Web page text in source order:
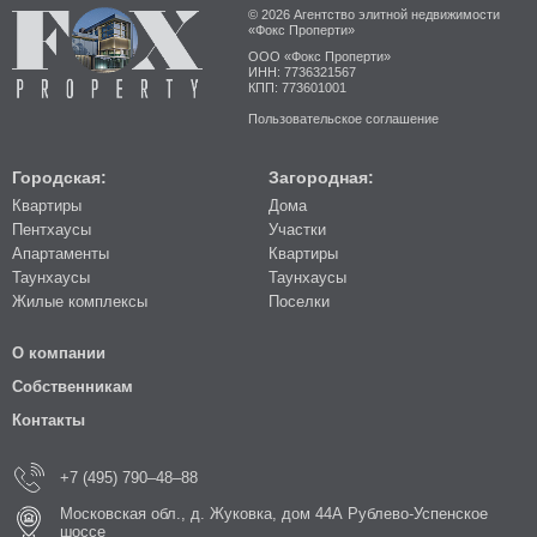
© 2026 Агентство элитной недвижимости
«Фокс Проперти»
ООО «Фокс Проперти»
ИНН: 7736321567
КПП: 773601001
Пользовательское соглашение
Городская:
Квартиры
Пентхаусы
Апартаменты
Таунхаусы
Жилые комплексы
Загородная:
Дома
Участки
Квартиры
Таунхаусы
Поселки
О компании
Собственникам
Контакты
+7 (495) 790–48–88
Московская обл., д. Жуковка, дом 44А Рублево-Успенское
шоссе